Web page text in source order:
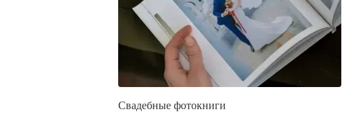
Свадебные фотокниги